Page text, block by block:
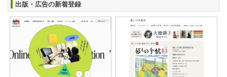
出版・広告の新着登録